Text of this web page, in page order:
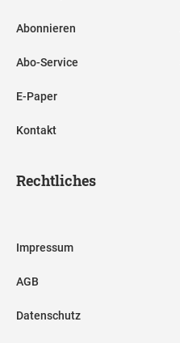
Abonnieren
Abo-Service
E-Paper
Kontakt
Rechtliches
Impressum
AGB
Datenschutz